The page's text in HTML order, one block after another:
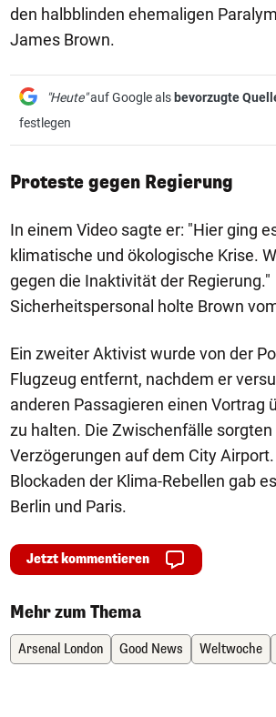
den halbblinden ehemaligen
James Brown.
"Heute"auf Google als bevorzugte
festlegen
Proteste gegen Regierung
In einem Video sagte er: "Hier ging
klimatische und ökologische Krise.
gegen die Inaktivität der Regierung."
Sicherheitspersonal holte Brown
Ein zweiter Aktivist wurde von der
Flugzeug entfernt, nachdem er
anderen Passagieren einen Vortrag
zu halten. Die Zwischenfälle sorgten
Verzögerungen auf dem City
Blockaden der Klima-Rebellen gab
Berlin und Paris.
Jetzt kommentieren
Mehr zum Thema
Arsenal London Good News Weltwoche